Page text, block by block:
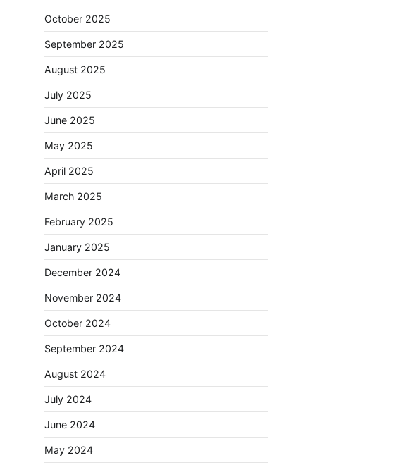
October 2025
September 2025
August 2025
July 2025
June 2025
May 2025
April 2025
March 2025
February 2025
January 2025
December 2024
November 2024
October 2024
September 2024
August 2024
July 2024
June 2024
May 2024